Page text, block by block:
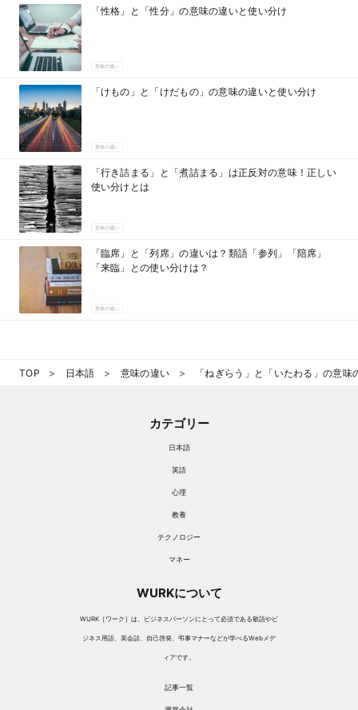
「性格」と「性分」の意味の違いと使い分け
意味の違い
「けもの」と「けだもの」の意味の違いと使い分け
意味の違い
「行き詰まる」と「煮詰まる」は正反対の意味！正しい
使い分けとは
意味の違い
「臨席」と「列席」の違いは？類語「参列」「陪席」
「来臨」との使い分けは？
意味の違い
TOP 日本語 意味の違い 「ねぎらう」と「いたわる」の意味
カテゴリー
日本語
英語
心理
教養
テクノロジー
マネー
WURKについて
WURK［ワーク］は、ビジネスパーソンにとって必須である敬語やビ
ジネス用語、英会話、自己啓発、弔事マナーなどが学べるWebメデ
ィアです。
記事一覧